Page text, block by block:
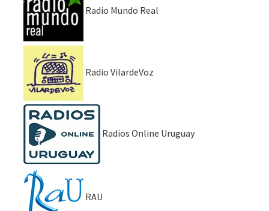
Radio Mundo Real
Radio VilardeVoz
Radios Online Uruguay
RAU